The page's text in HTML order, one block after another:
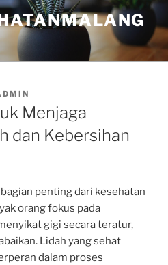
Menjaga
dan Kebersihan
penting dari kesehatan
orang fokus pada
gigi secara teratur,
Lidah yang sehat
dalam proses